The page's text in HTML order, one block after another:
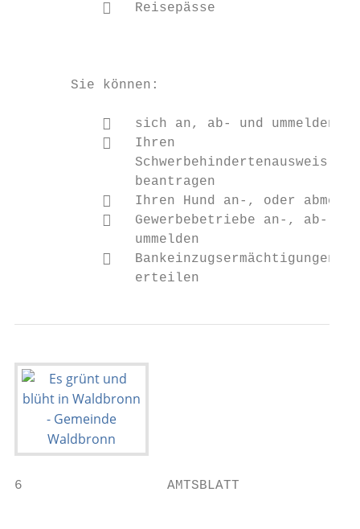
              Reisepässe
Sie können:
   sich an, ab- und ummelden
   Ihren
               Schwerbehindertenausweis
               beantragen
   Ihren Hund an-, oder
              Gewerbebetriebe an-, ab- und
               ummelden
              Bankeinzugsermächtigungen
               erteilen
6                  AMTSBLATT